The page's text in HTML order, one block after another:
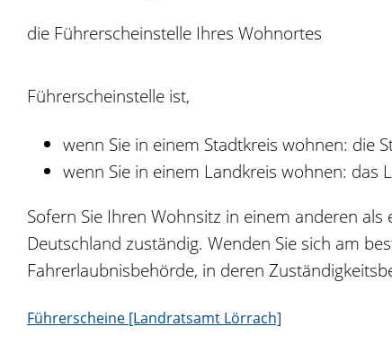
die Führerscheinstelle Ihres Wohnortes
Führerscheinstelle ist,
wenn Sie in einem Stadtkreis wohnen: die
wenn Sie in einem Landkreis wohnen: das
Sofern Sie Ihren Wohnsitz in einem anderen
Deutschland zuständig. Wenden Sie sich am
Fahrerlaubnisbehörde, in deren
Führerscheine [Landratsamt Lörrach]